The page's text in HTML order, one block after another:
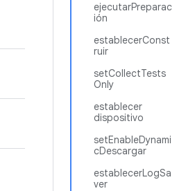
ejecutarPreparac
ión
establecerConst
ruir
setCollectTests
Only
establecer
dispositivo
setEnableDynami
cDescargar
establecerLogSa
ver